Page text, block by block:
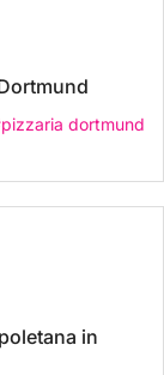
dortmund
in